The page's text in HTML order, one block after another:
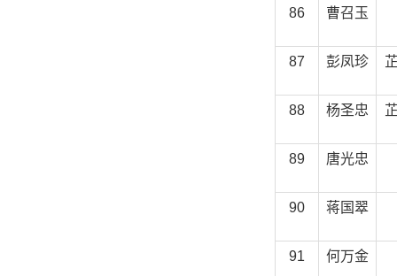
86 曹召玉
87 彭凤珍
88 杨圣忠
89 唐光忠
90 蒋国翠
91 何万金